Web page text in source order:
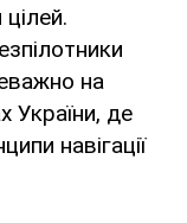
на
України, де
навігації